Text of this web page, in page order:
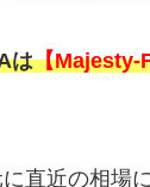
は【Majesty-
直近の相場